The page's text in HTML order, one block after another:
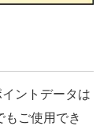
ントデータは
もご使用でき